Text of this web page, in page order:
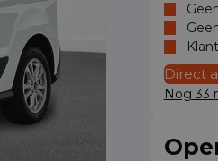
Direct
Nog 33